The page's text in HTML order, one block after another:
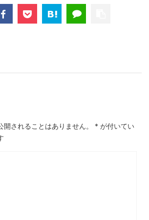
開されることはありません。 * が付いてい